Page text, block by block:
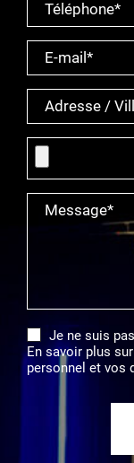
Téléphone*
E-mail*
Adresse /
Message*
Je ne suis
En savoir plus
personnel et vos